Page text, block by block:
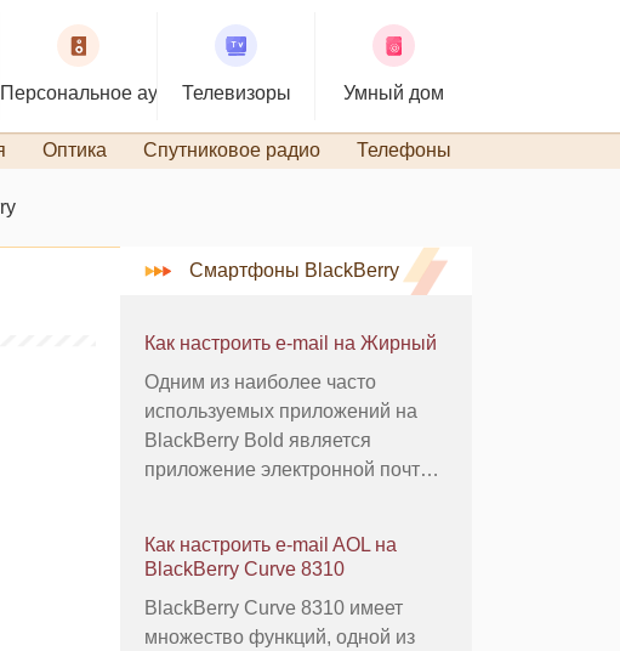
Персональное аудиоТелевизоры Умный дом
Оптика Спутниковое радио Телефоны
Смартфоны BlackBerry
Как настроить e-mail на Жирный
Одним из наиболее часто
используемых приложений на
BlackBerry Bold является
приложение электронной почты.
учетных записей электронной
почты из телефона. После
настройки учетной записи
электронной почты на Bold, вы
Как настроить e-mail AOL на
BlackBerry Curve 8310
BlackBerry Curve 8310 имеет
множество функций, одной из